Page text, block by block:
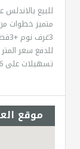
متميز خطوات من
تسهيلات على 36شهر ( الاستلام النهائى 12شهر )
موقع